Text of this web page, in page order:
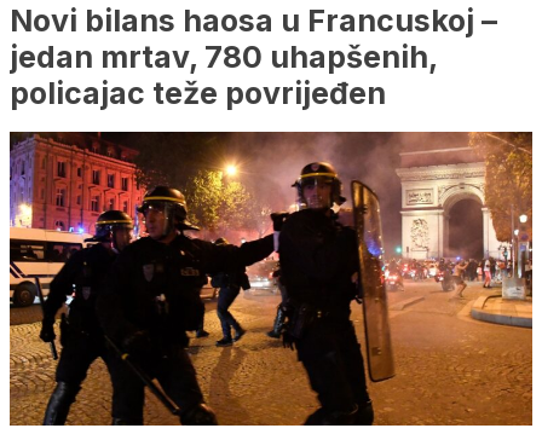
Novi bilans haosa u Francuskoj –
jedan mrtav, 780 uhapšenih,
policajac teže povrijeđen